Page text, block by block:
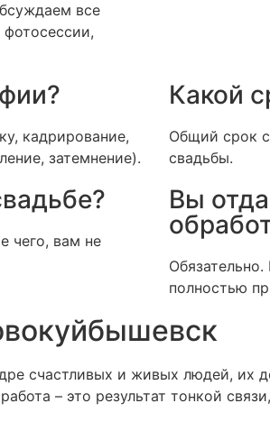
все
кадрирование,
затемнение).
Какой
Общий срок
свадьбы.
чего, вам не
Вы
полностью
счастливых и живых людей, их
– это результат тонкой